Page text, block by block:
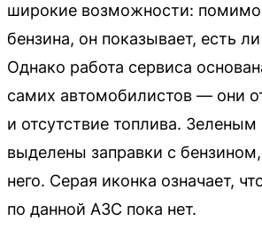
широкие возможности: помимо
бензина, он показывает, есть
Однако работа сервиса
самих автомобилистов — они
и отсутствие топлива. Зеленым
выделены заправки с
него. Серая иконка означает,
по данной АЗС пока нет.